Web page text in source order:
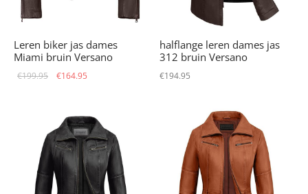
Leren biker jas dames
Miami bruin Versano
€199.95
Oorspronkelijke
€164.95
halflange leren dames jas
312 bruin Versano
€194.95